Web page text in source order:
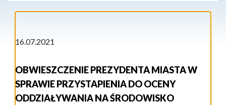
16.07.2021
OBWIESZCZENIE PREZYDENTA MIASTA W
SPRAWIE PRZYSTAPIENIA DO OCENY
ODDZIAŁYWANIA NA ŚRODOWISKO